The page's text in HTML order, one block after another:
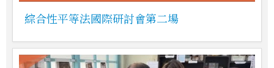
綜合性平等法國際研討會第二場